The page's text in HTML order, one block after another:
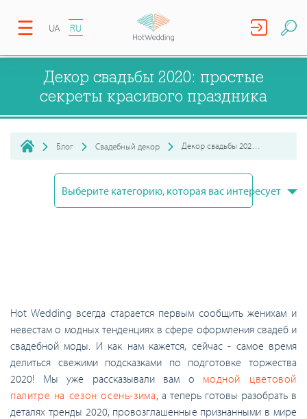
UA RU
Декор свадьбы 2020: простые
секреты красивого праздника
Блог Свадебный декор
Hot Wedding всегда старается первым сообщить женихам и
невестам о модных тенденциях в сфере оформления свадеб и
свадебной моды. И как нам кажется, сейчас - самое время
делиться свежими подсказками по подготовке торжества
2020! Мы уже рассказывали вам омодной цветовой
палитре на сезон осень-зима, а теперь готовы разобрать в
деталях тренды 2020, провозглашенные признанными в мире
Выберите категорию, которая вас интересует